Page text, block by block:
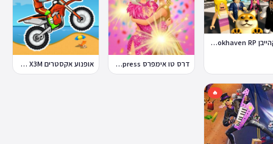
ברוקהייבן Brookhaven RP
דרס טו אימפרס Dress To Impress אופנוע אקסטרים Moto X3M
🔥